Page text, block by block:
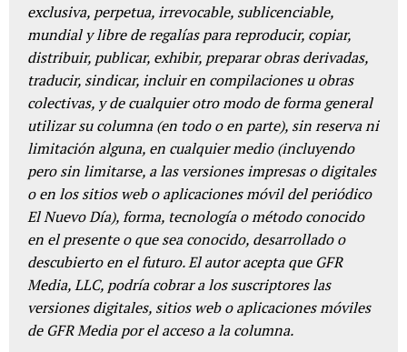
exclusiva, perpetua, irrevocable, sublicenciable,
mundial y libre de regalías para reproducir, copiar,
distribuir, publicar, exhibir, preparar obras derivadas,
traducir, sindicar, incluir en compilaciones u obras
colectivas, y de cualquier otro modo de forma general
utilizar su columna (en todo o en parte), sin reserva ni
limitación alguna, en cualquier medio (incluyendo
pero sin limitarse, a las versiones impresas o digitales
o en los sitios web o aplicaciones móvil del periódico
El Nuevo Día), forma, tecnología o método conocido
en el presente o que sea conocido, desarrollado o
descubierto en el futuro. El autor acepta que GFR
Media, LLC, podría cobrar a los suscriptores las
versiones digitales, sitios web o aplicaciones móviles
de GFR Media por el acceso a la columna.